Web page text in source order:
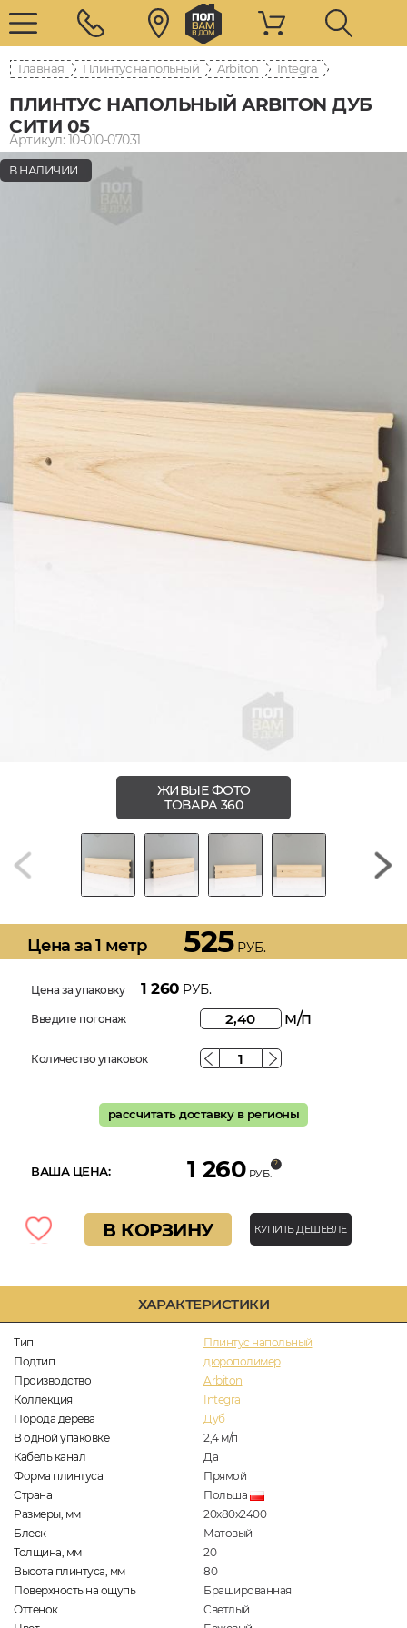
Главная Плинтус напольный Arbiton Integra
ПЛИНТУС НАПОЛЬНЫЙ ARBITON ДУБ
СИТИ 05
Артикул: 10-010-07031
ХАРАКТЕРИСТИКИ
Тип
Плинтус напольный
Подтип
дюрополимер
Производство
Arbiton
Коллекция
Integra
Порода дерева
Дуб
В одной упаковке
2,4 м/п
Кабель канал
Да
Форма плинтуса
Прямой
Страна
Польша
Размеры, мм
20х80х2400
Блеск
Матовый
Толщина, мм
20
Высота плинтуса, мм
80
Поверхность на ощупь
Брашированная
Оттенок
Светлый
В НАЛИЧИИ
ЖИВЫЕ ФОТО
ТОВАРА 360
Цена за 1 метр 525РУБ.
Цена за упаковку 1 260 РУБ.
Введите погонаж м/п
Количество упаковок
рассчитать доставку в регионы
ВАША ЦЕНА: 1 260 РУБ.
В КОРЗИНУ КУПИТЬ ДЕШЕВЛЕ